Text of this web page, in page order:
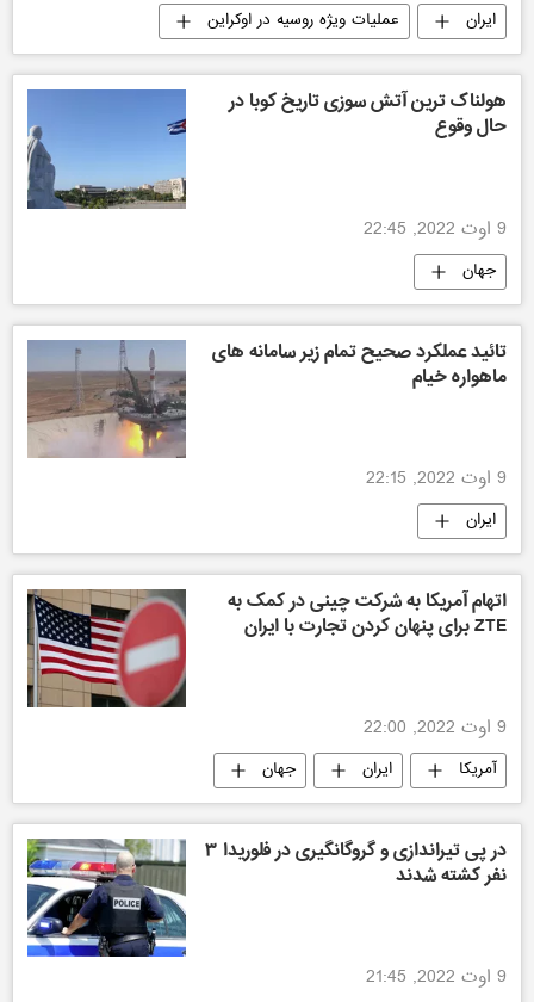
ایران عملیات ویژه روسیه در اوکراین
هولناک ترین آتش سوزی تاریخ کوبا در
حال وقوع
9 اوت 2022, 22:45
جهان
تائید عملکرد صحیح تمام زیر سامانه‌ های
ماهواره خیام
9 اوت 2022, 22:15
ایران
اتهام آمریکا به شرکت چینی در کمک به
ZTE برای پنهان کردن تجارت با ایران
9 اوت 2022, 22:00
آمریکا ایران جهان
در پی تیراندازی و گروگانگیری در فلوریدا ۳
نفر کشته شدند
9 اوت 2022, 21:45